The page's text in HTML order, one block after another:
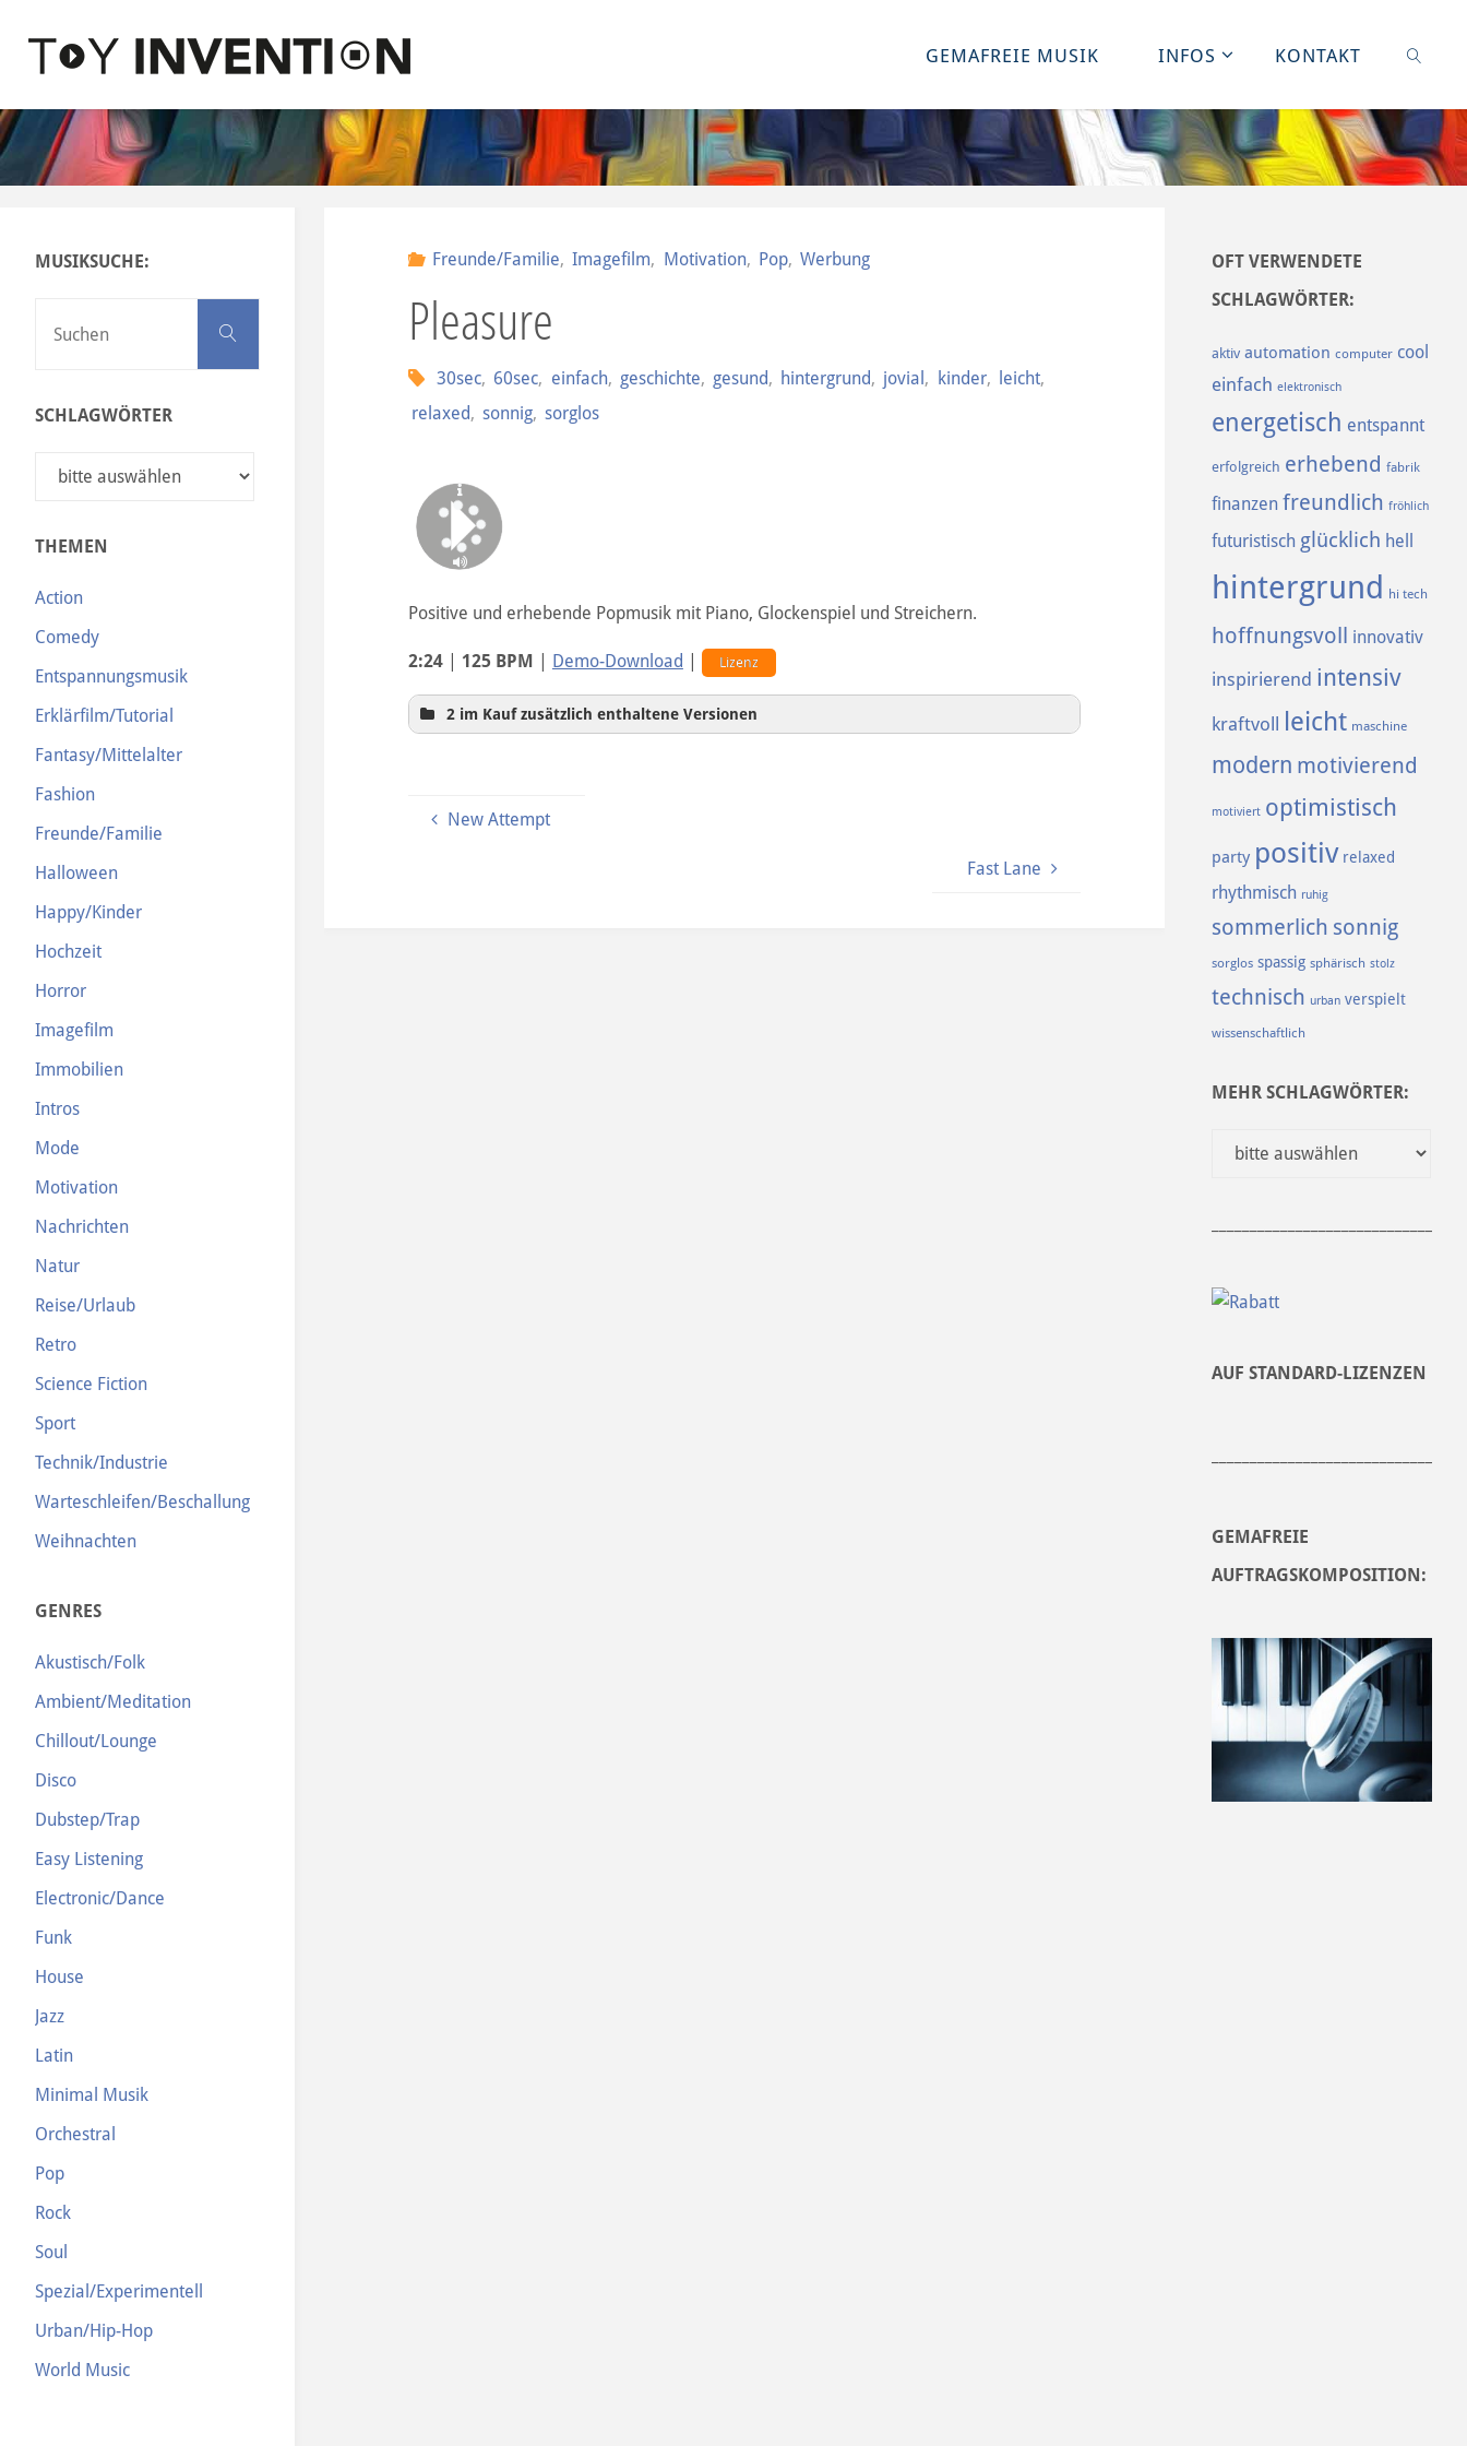
O
I
V
E
N
I
N
GEMAFREIE MUSIK INFOS KONTAKT
Freunde/Familie, Imagefilm, Motivation, Pop, Werbung
Pleasure
30sec, 60sec, einfach, geschichte, gesund, hintergrund, jovial , kinder, leicht,
relaxed, sonnig, sorglos
Positive und erhebende Popmusik mit Piano, Glockenspiel und Streichern.
2:24| 125 BPM Demo-Download Lizenz
2 im Kauf zusätzlich enthaltene Versionen
New Attempt
Fast Lane
MUSIKSUCHE:
Suchen
SCHLAGWÖRTER
THEMEN
Action
Comedy
Entspannungsmusik
Erklärfilm/Tutorial
Fantasy/Mittelalter
Fashion
Freunde/Familie
Halloween
Happy/Kinder
Hochzeit
Horror
Imagefilm
Immobilien
Intros
Mode
Motivation
Nachrichten
Natur
Reise/Urlaub
Retro
Science Fiction
Sport
Technik/Industrie
Warteschleifen/Beschallung
Weihnachten
GENRES
Akustisch/Folk
Ambient/Meditation
Chillout/Lounge
Disco
Dubstep/Trap
Easy Listening
Electronic/Dance
Funk
House
Jazz
Latin
Minimal Musik
Orchestral
Pop
Rock
Soul
Spezial/Experimentell
Urban/Hip-Hop
World Music
OFT VERWENDETE
SCHLAGWÖRTER:
aktiv automation computer cool
einfach elektronisch
energetisch entspannt
erfolgreich erhebend fabrik
finanzen freundlich fröhlich
futuristisch glücklich hell
hintergrund hi tech
hoffnungsvoll innovativ
inspirierend intensiv
kraftvoll leicht maschine
modern motivierend
motiviert optimistisch
party positiv relaxed
rhythmisch ruhig
sommerlich sonnig
sorglos spassig sphärisch stolz
technisch urban verspielt
wissenschaftlich
MEHR SCHLAGWÖRTER:
AUF STANDARD-LIZENZEN
GEMAFREIE
AUFTRAGSKOMPOSITION: